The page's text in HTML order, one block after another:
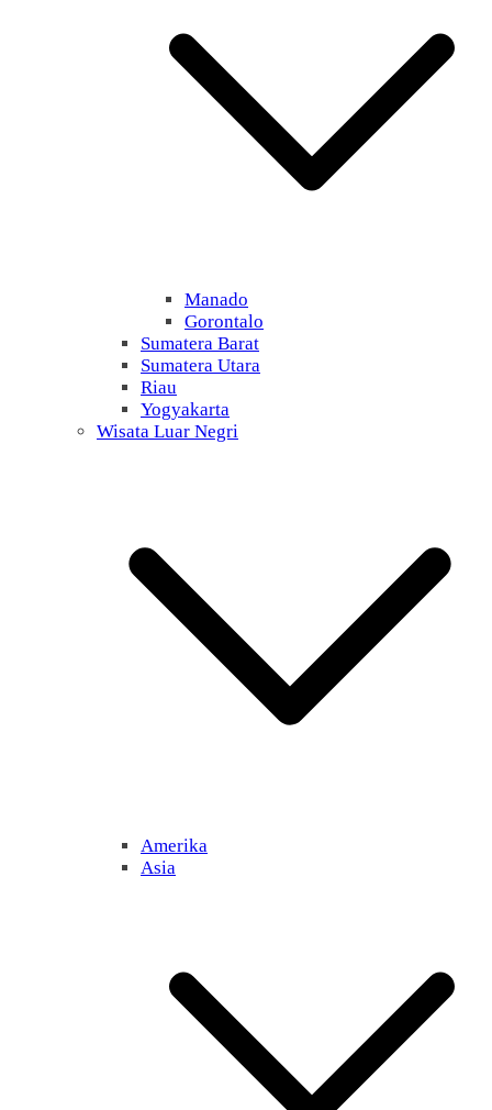
Manado
Gorontalo
Sumatera Barat
Sumatera Utara
Riau
Yogyakarta
Wisata Luar Negri
Amerika
Asia